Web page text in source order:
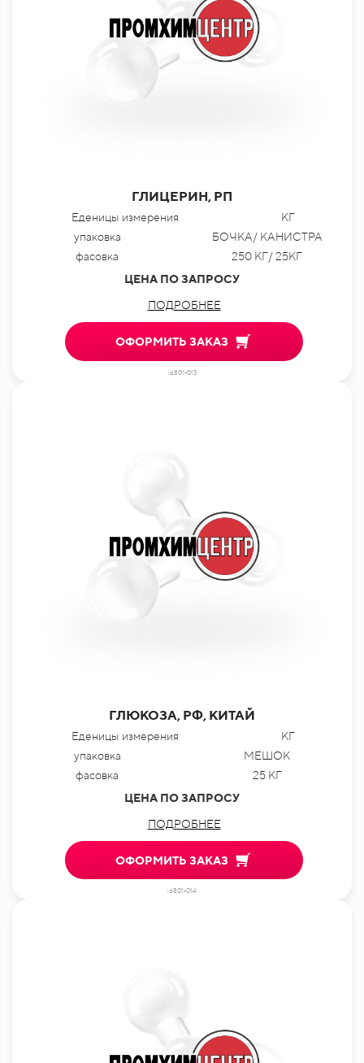
ГЛИЦЕРИН, РП
Еденицы измерения
КГ
упаковка
БОЧКА/ КАНИСТРА
фасовка
250 КГ/ 25КГ
ЦЕНА ПО ЗАПРОСУ
ПОДРОБНЕЕ
ОФОРМИТЬ ЗАКАЗ
id801-013
ГЛЮКОЗА, РФ, КИТАЙ
Еденицы измерения
КГ
упаковка
МЕШОК
фасовка
25 КГ
ЦЕНА ПО ЗАПРОСУ
ПОДРОБНЕЕ
ОФОРМИТЬ ЗАКАЗ
id801-014